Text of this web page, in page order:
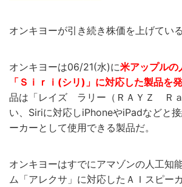
オンキヨーが引き続き株価を上げている
オンキヨーは06/21(水)に米アップル
「Ｓｉｒｉ(シリ)」に対応した製品を
品は「レイズ ラリー（ＲＡＹＺ Ｒ
い、Siriに対応しiPhoneやiPadなどと
ーカーとして使用できる製品だ。
オンキヨーはすでにアマゾンの人工知
ム「アレクサ」に対応したＡＩスピー